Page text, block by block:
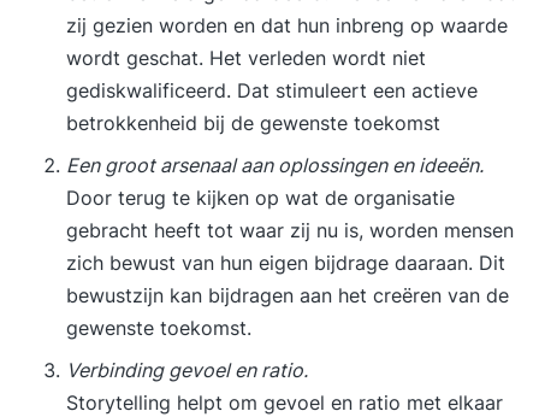
zij gezien worden en dat hun inbreng op waarde
wordt geschat. Het verleden wordt niet
gediskwalificeerd. Dat stimuleert een actieve
betrokkenheid bij de gewenste toekomst
Een groot arsenaal aan oplossingen en ideeën.
Door terug te kijken op wat de organisatie
gebracht heeft tot waar zij nu is, worden mensen
zich bewust van hun eigen bijdrage daaraan. Dit
bewustzijn kan bijdragen aan het creëren van de
gewenste toekomst.
Verbinding gevoel en ratio.
Storytelling helpt om gevoel en ratio met elkaar